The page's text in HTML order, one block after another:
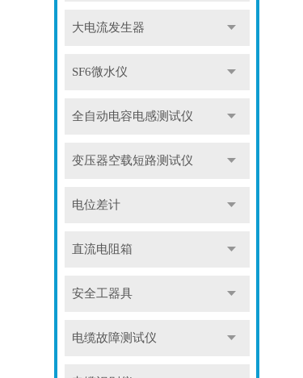
大电流发生器
SF6微水仪
全自动电容电感测试仪
变压器空载短路测试仪
电位差计
直流电阻箱
安全工器具
电缆故障测试仪